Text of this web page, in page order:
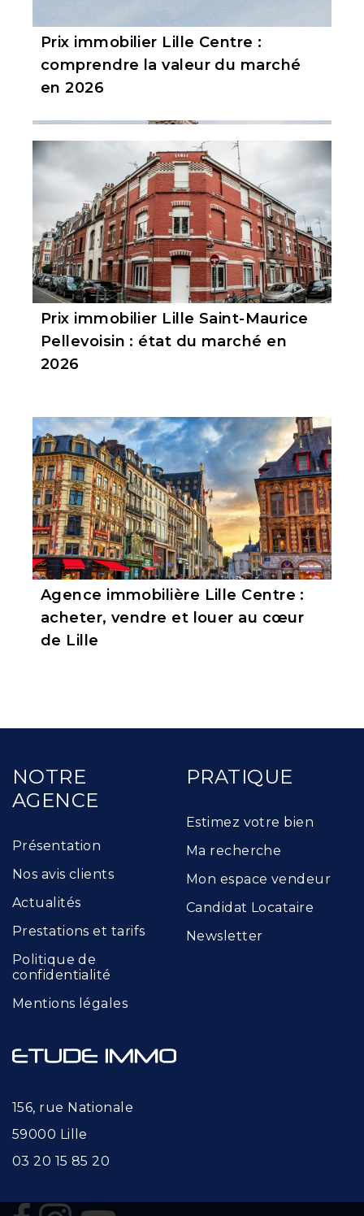
Prix immobilier Lille Centre :
comprendre la valeur du marché
en 2026
Prix immobilier Lille Saint-Maurice
Pellevoisin : état du marché en
2026
Agence immobilière Lille Centre :
acheter, vendre et louer au cœur
de Lille
NOTRE
AGENCE
Présentation
Nos avis clients
Actualités
Prestations et tarifs
Politique de
confidentialité
Mentions légales
PRATIQUE
Estimez votre bien
Ma recherche
Mon espace vendeur
Candidat Locataire
Newsletter
156, rue Nationale
59000 Lille
03 20 15 85 20